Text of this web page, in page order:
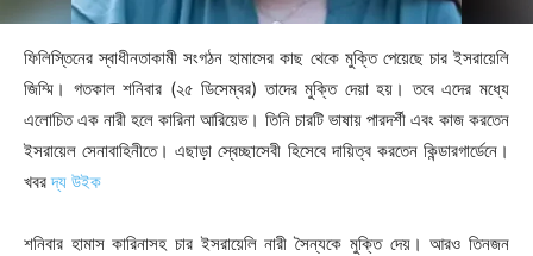
ফিলিস্তিনের স্বাধীনতাকামী সংগঠন হামাসের কাছ থেকে মুক্তি পেয়েছে চার ইসরায়েলি
জিম্মি। গতকাল শনিবার (২৫ ডিসেম্বর) তাদের মুক্তি দেয়া হয়। তবে এদের মধ্যে
এলোচিত এক নারী হলে কারিনা আরিয়েভ। তিনি চারটি ভাষায় পারদর্শী এবং কাজ করতেন
ইসরায়েল সেনাবাহিনীতে। এছাড়া স্বেচ্ছাসেবী হিসেবে দায়িত্ব করতেন কিন্ডারগার্ডেনে।
খবরদ্য উইক
শনিবার হামাস কারিনাসহ চার ইসরায়েলি নারী সৈন্যকে মুক্তি দেয়। আরও তিনজন